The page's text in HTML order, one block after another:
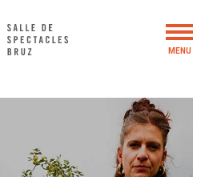
MENU
SAISON 2026 – 2027
WEEK-END BUISSONNIER #5